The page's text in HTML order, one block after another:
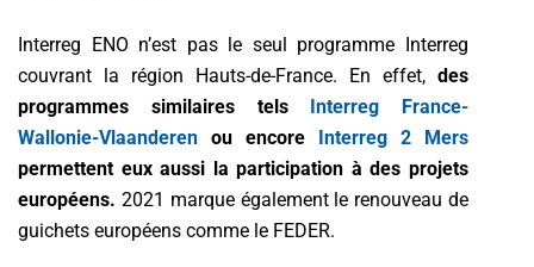
Interreg ENO n’est pas le seul programme Interreg
couvrant la région Hauts-de-France. En effet, des
programmes similaires tels Interreg France-
Wallonie-Vlaanderen ou encore Interreg 2 Mers
permettent eux aussi la participation à des projets
européens. 2021 marque également le renouveau de
guichets européens comme le FEDER.